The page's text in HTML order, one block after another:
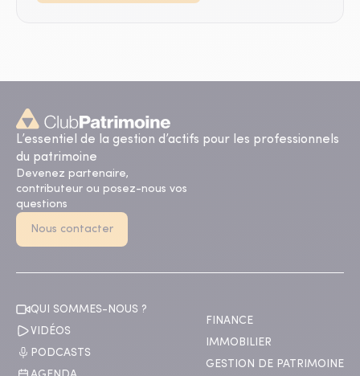
L’essentiel de la gestion d’actifs pour les professionnels
du patrimoine
Devenez partenaire,
contributeur ou posez-nous vos
questions
Nous contacter
QUI SOMMES-NOUS ?
VIDÉOS
PODCASTS
FINANCE
IMMOBILIER
GESTION DE PATRIMOINE